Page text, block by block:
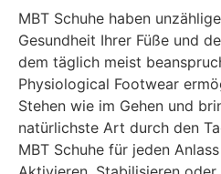
MBT Schuhe haben
Gesundheit Ihrer Füße und
dem täglich meist
Physiological Footwear
Stehen wie im Gehen und
natürlichste Art durch den
MBT Schuhe für jeden